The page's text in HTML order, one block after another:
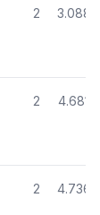
2 3.088
2 4.681
2 4.736